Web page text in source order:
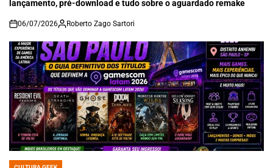
lançamento, pré-download e tudo sobre o aguardado remake
on
06/07/2026 Roberto Zago Sartori